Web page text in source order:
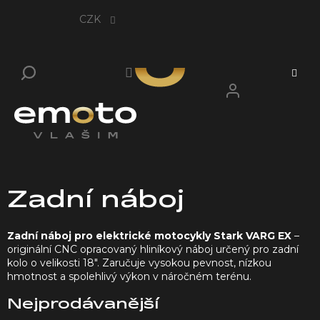
CZK
Zadní náboj
Zadní náboj pro elektrické motocykly Stark VARG EX –
originální CNC opracovaný hliníkový náboj určený pro zadní
kolo o velikosti 18". Zaručuje vysokou pevnost, nízkou
hmotnost a spolehlivý výkon v náročném terénu.
Nejprodávanější